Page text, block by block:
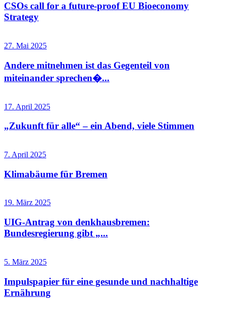
CSOs call for a future-proof EU Bioeconomy
Strategy
27. Mai 2025
Andere mitnehmen ist das Gegenteil von
miteinander sprechen�...
17. April 2025
„Zukunft für alle“ – ein Abend, viele Stimmen
7. April 2025
Klimabäume für Bremen
19. März 2025
UIG-Antrag von denkhausbremen:
Bundesregierung gibt „...
5. März 2025
Impulspapier für eine gesunde und nachhaltige
Ernährung